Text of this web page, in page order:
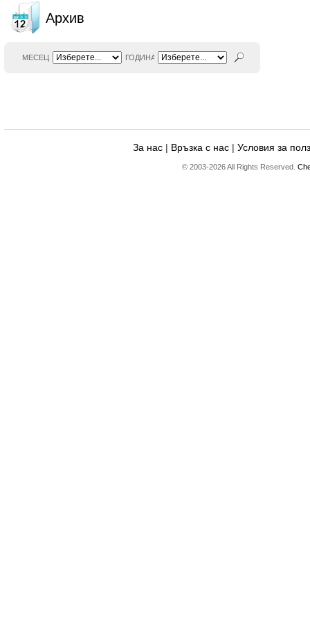
Архив
МЕСЕЦ ГОДИНА
За нас | Връзка с нас |Условия за
© 2003-2026 All Rights Reserved.